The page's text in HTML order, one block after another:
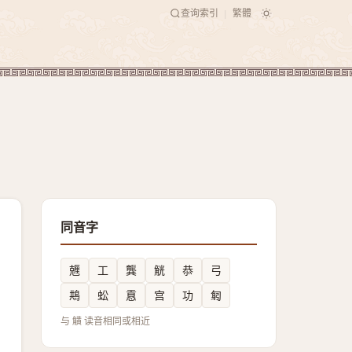
查询索引 繁體
同音字
兣 工 龔 觥 恭
弓
䳍
蚣 慐 宫 功 匑
与 觵 读音相同或相近